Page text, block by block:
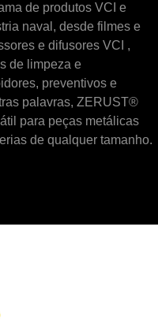
de produtos VCI e
naval, desde filmes e
e difusores VCI ,
de limpeza e
preventivos e
palavras, ZERUST®
para peças metálicas
de qualquer tamanho.